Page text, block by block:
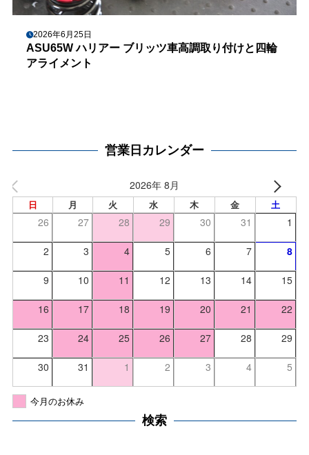
2026年6月25日
ASU65W ハリアー ブリッツ車高調取り付けと四輪
アライメント
営業日カレンダー
2026年 8月
日 月 火 水 木 金 土
26 27 28 29 30 31 1
2 3 4 5 6 7 8
9 10 11 12 13 14 15
16 17 18 19 20 21 22
23 24 25 26 27 28 29
30 31 1 2 3 4 5
今月のお休み
検索